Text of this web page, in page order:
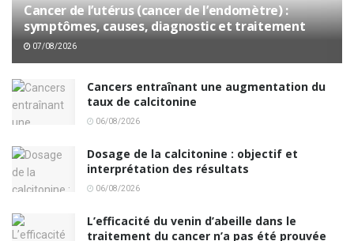
Cancer de l’utérus (cancer de l’endomètre) :
symptômes, causes, diagnostic et traitement
07/08/2026
Cancers entraînant une augmentation du
taux de calcitonine
06/08/2026
Dosage de la calcitonine : objectif et
interprétation des résultats
06/08/2026
L’efficacité du venin d’abeille dans le
traitement du cancer n’a pas été prouvée